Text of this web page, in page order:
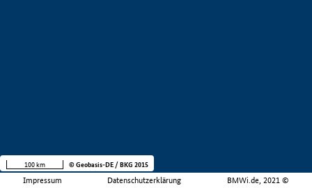
Impressum Datenschutzerklärung BMWi.de, 2021 ©
100 km © Geobasis-DE / BKG 2015